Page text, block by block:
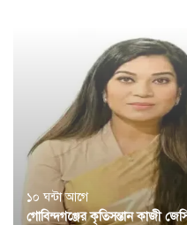
১০ ঘন্টা আগে
গোবিন্দগঞ্জের কৃতিসন্তান কাজী